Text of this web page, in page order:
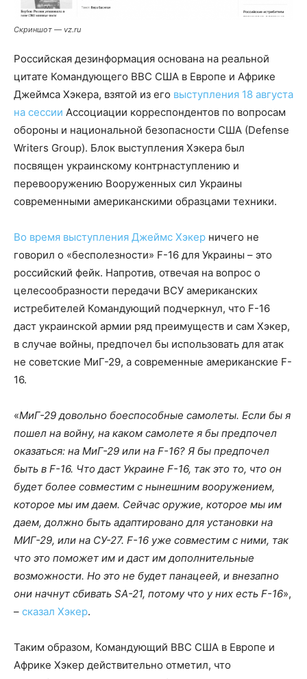
Скриншот — vz.ru
Российская дезинформация основана на реальной
цитате Командующего ВВС США в Европе и Африке
Джеймса Хэкера, взятой из его выступления 18 августа
на сессии Ассоциации корреспондентов по вопросам
обороны и национальной безопасности США (Defense
Writers Group). Блок выступления Хэкера был
посвящен украинскому контрнаступлению и
перевооружению Вооруженных сил Украины
современными американскими образцами техники.
Во время выступления Джеймс Хэкер ничего не
говорил о «бесполезности» F-16 для Украины – это
российский фейк. Напротив, отвечая на вопрос о
целесообразности передачи ВСУ американских
истребителей Командующий подчеркнул, что F-16
даст украинской армии ряд преимуществ и сам Хэкер,
в случае войны, предпочел бы использовать для атак
не советские МиГ-29, а современные американские F-
16.
«МиГ-29 довольно боеспособные самолеты. Если бы я
пошел на войну, на каком самолете я бы предпочел
оказаться: на МиГ-29 или на F-16? Я бы предпочел
быть в F-16. Что даст Украине F-16, так это то, что он
будет более совместим с нынешним вооружением,
которое мы им даем. Сейчас оружие, которое мы им
даем, должно быть адаптировано для установки на
МИГ-29, или на СУ-27. F-16 уже совместим с ними, так
что это поможет им и даст им дополнительные
возможности. Но это не будет панацеей, и внезапно
они начнут сбивать SA-21, потому что у них есть F-16»,
– сказал Хэкер.
Таким образом, Командующий ВВС США в Европе и
Африке Хэкер действительно отметил, что